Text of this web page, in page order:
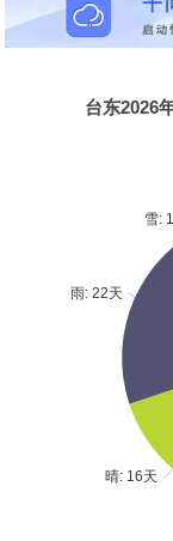
台东2026